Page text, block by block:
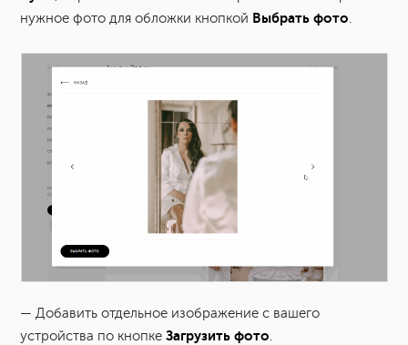
нужное фото для обложки кнопкой Выбрать фото.
— Добавить отдельное изображение с вашего
устройства по кнопкеЗагрузить фото.